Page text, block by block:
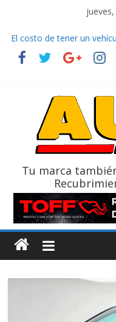
El costo de tener un
decidir
Ultima película
La Vuelta al Ecuador
La FEDAK recibe 12
Tu marca